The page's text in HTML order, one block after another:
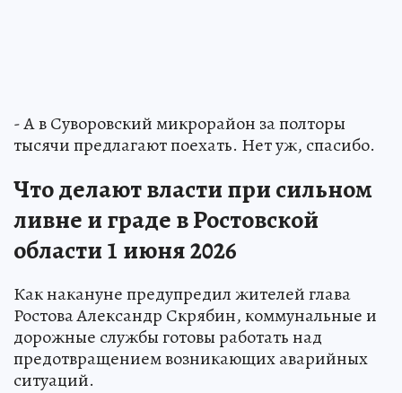
- А в Суворовский микрорайон за полторы
тысячи предлагают поехать. Нет уж, спасибо.
Что делают власти при сильном
ливне и граде в Ростовской
области 1 июня 2026
Как накануне предупредил жителей глава
Ростова Александр Скрябин, коммунальные и
дорожные службы готовы работать над
предотвращением возникающих аварийных
ситуаций.